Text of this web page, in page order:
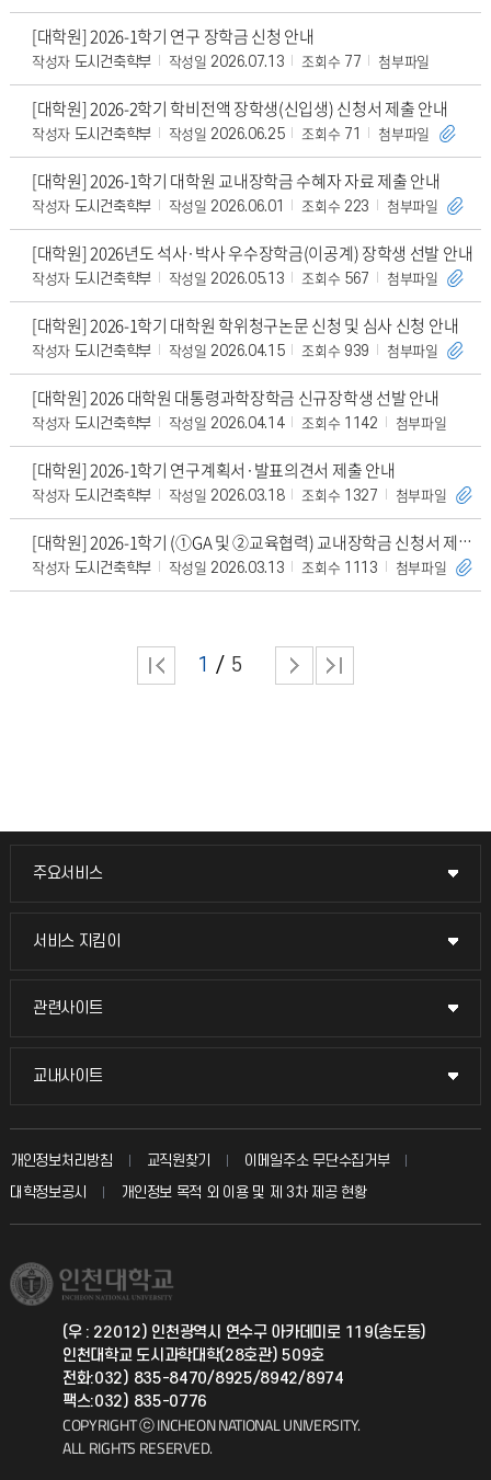
[대학원] 2026-1학기 연구 장학금 신청 안내
작성자 도시건축학부 작성일 2026.07.13 조회수 77 첨부파일
[대학원] 2026-2학기 학비전액 장학생(신입생) 신청서 제출 안내
작성자 도시건축학부 작성일 2026.06.25 조회수 71 첨부파일
[대학원] 2026-1학기 대학원 교내장학금 수혜자 자료 제출 안내
작성자 도시건축학부 작성일 2026.06.01 조회수 223 첨부파일
[대학원] 2026년도 석사·박사 우수장학금(이공계) 장학생 선발 안내
작성자 도시건축학부 작성일 2026.05.13 조회수 567 첨부파일
[대학원] 2026-1학기 대학원 학위청구논문 신청 및 심사 신청 안내
작성자 도시건축학부 작성일 2026.04.15 조회수 939 첨부파일
[대학원] 2026 대학원 대통령과학장학금 신규장학생 선발 안내
작성자 도시건축학부 작성일 2026.04.14 조회수 1142 첨부파일
[대학원] 2026-1학기 연구계획서·발표의견서 제출 안내
작성자 도시건축학부 작성일 2026.03.18 조회수 1327 첨부파일
[대학원] 2026-1학기 (①GA 및 ②교육협력) 교내장학금 신청서 제출 안내
작성자 도시건축학부 작성일 2026.03.13 조회수 1113 첨부파일
1 5
주요서비스
주요서비스
교무회의방송
입학안내
취업정보(학생)
서비스 지킴이
서비스 지킴이
묻고 답하기
칭찬마당
학생서비스 지킴이
관련사이트
관련사이트
국방헬프콜
총동문회
교내사이트
교내사이트
교수회
교육혁신본부
국제지원과
공자아카데미
기초교육원
개인정보처리방침 교직원찾기
이메일주소 무단수집거부
대학정보공시
개인정보 목적 외 이용 및 제 3차 제공 현황
(우 : 22012) 인천광역시 연수구 아카데미로 119(송도동)
인천대학교 도시과학대학(28호관) 509호
전화:032) 835-8470/8925/8942/8974
팩스:032) 835-0776
COPYRIGHT ⓒ INCHEON NATIONAL UNIVERSITY.
ALL RIGHTS RESERVED.